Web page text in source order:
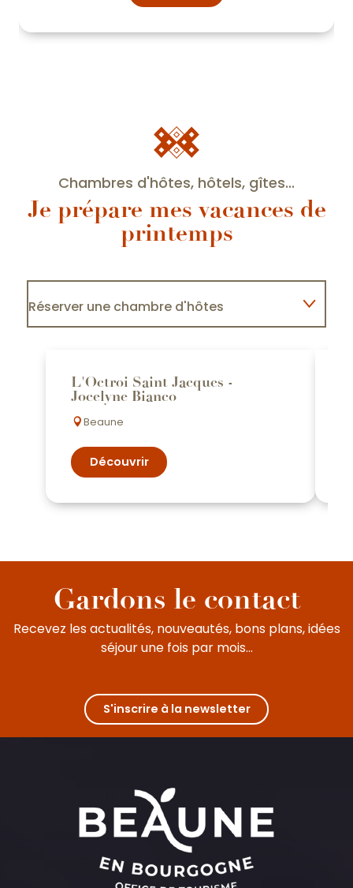
Chambres d'hôtes, hôtels, gîtes...
Je prépare mes vacances de
printemps
Réserver une chambre d'hôtes
Réserver un gîte
L'Octroi Saint Jacques -
Jocelyne Bianco
Beaune
Découvrir
Gardons le contact
Recevez les actualités, nouveautés, bons plans, idées
séjour une fois par mois...
S'inscrire à la newsletter